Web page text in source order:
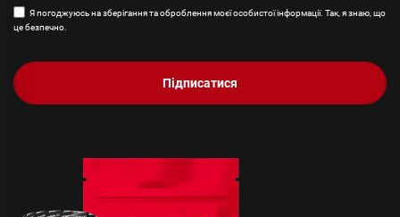
Я погоджуюсь на зберігання та оброблення моєї особистої інформації. Так, я знаю, що
це безпечно.
Підписатися